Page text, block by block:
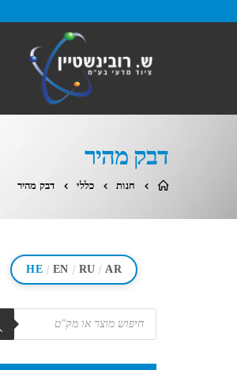
דבק מהיר
חנות כללי דבק מהיר
HE / EN / RU / AR
מוצרים
search